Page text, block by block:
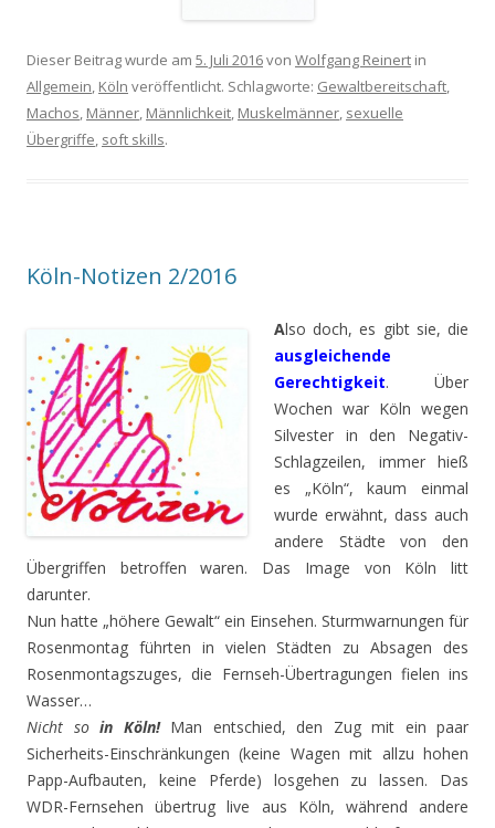
Dieser Beitrag wurde am 5. Juli 2016von Wolfgang Reinert in
Allgemein, Köln veröffentlicht. Schlagworte: Gewaltbereitschaft,
Machos, Männer, Männlichkeit, Muskelmänner, sexuelle
Übergriffe, soft skills.
Köln-Notizen 2/2016
Also doch, es gibt sie, die
ausgleichende
Gerechtigkeit. Über
Wochen war Köln wegen
Silvester in den Negativ-
Schlagzeilen, immer hieß
es „Köln“, kaum einmal
wurde erwähnt, dass auch
andere Städte von den
Übergriffen betroffen waren. Das Image von Köln litt
darunter.
Nun hatte „höhere Gewalt“ ein Einsehen. Sturmwarnungen für
Rosenmontag führten in vielen Städten zu Absagen des
Rosenmontagszuges, die Fernseh-Übertragungen fielen ins
Wasser…
Nicht soin Köln! Man entschied, den Zug mit ein paar
Sicherheits-Einschränkungen (keine Wagen mit allzu hohen
Papp-Aufbauten, keine Pferde) losgehen zu lassen. Das
WDR-Fernsehen übertrug live aus Köln, während andere